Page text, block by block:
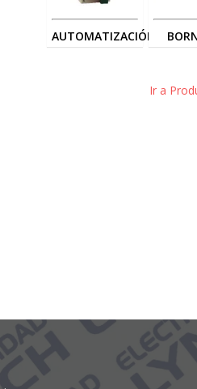
AUTOMATIZACIÓN
Ir a